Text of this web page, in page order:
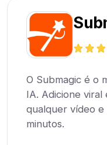
O Submagic é o
IA. Adicione viral
qualquer vídeo e
minutos.